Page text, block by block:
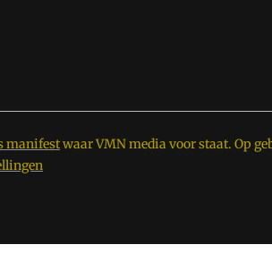
manifestwaar VMN media voor staat. Op